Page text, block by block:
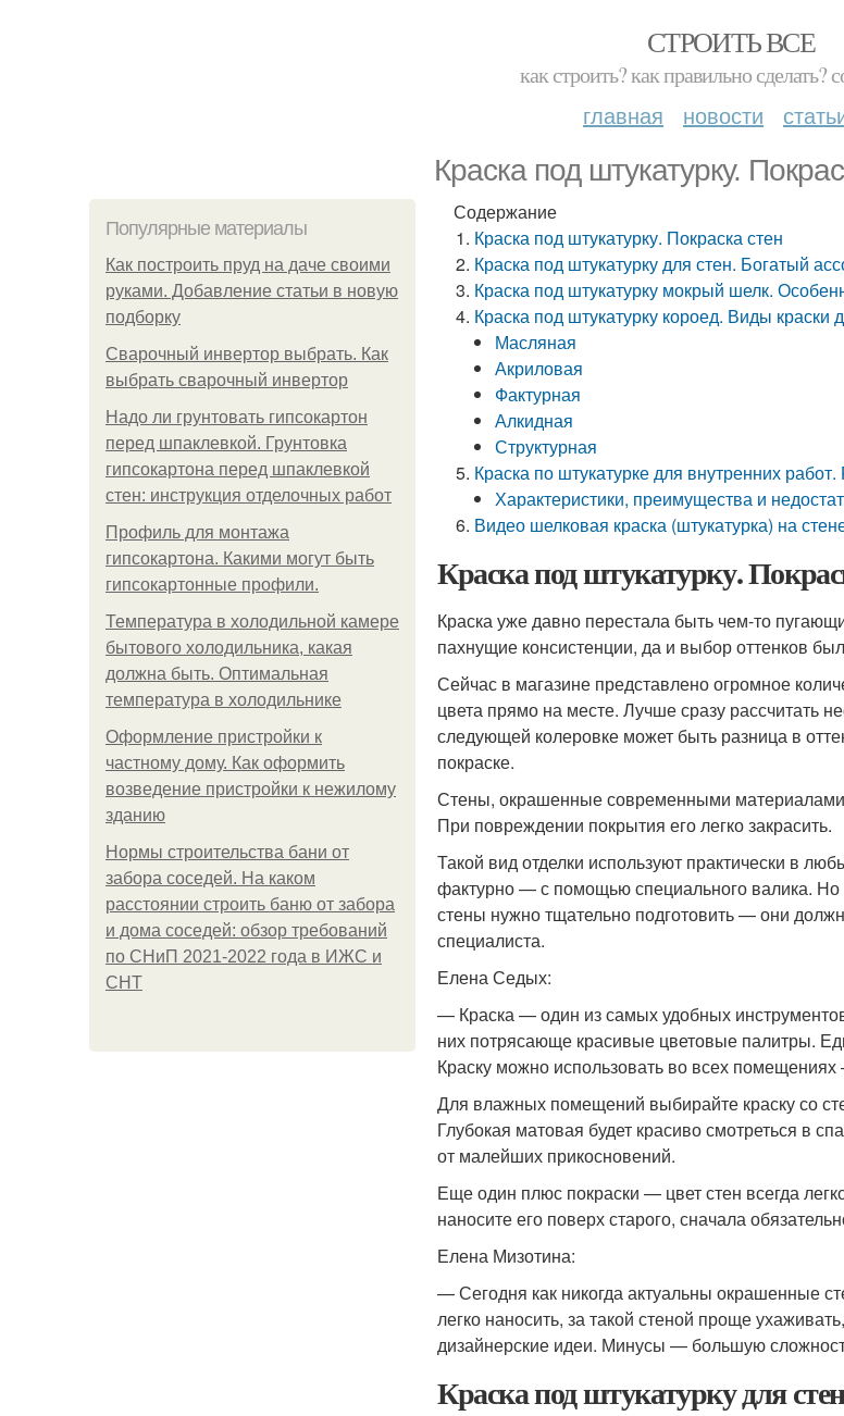
СТРОИТЬ ВСЕ
как строить? как правильно сделать?
главная новости
Краска под штукатурку.
Популярные материалы
Как построить пруд на даче своими
руками. Добавление статьи в новую
подборку
Сварочный инвертор выбрать. Как
выбрать сварочный инвертор
Надо ли грунтовать гипсокартон
перед шпаклевкой. Грунтовка
гипсокартона перед шпаклевкой
стен: инструкция отделочных работ
Профиль для монтажа
гипсокартона. Какими могут быть
гипсокартонные профили.
Температура в холодильной камере
бытового холодильника, какая
должна быть. Оптимальная
температура в холодильнике
Оформление пристройки к
частному дому. Как оформить
возведение пристройки к нежилому
зданию
Нормы строительства бани от
забора соседей. На каком
расстоянии строить баню от забора
и дома соседей: обзор требований
по СНиП 2021-2022 года в ИЖС и
СНТ
Содержание
Краска под штукатурку. Покраска стен
Краска под штукатурку для стен. Богатый
Краска под штукатурку мокрый шелк.
Краска под штукатурку короед. Виды краски
Масляная
Акриловая
Фактурная
Алкидная
Структурная
Краска по штукатурке для внутренних
Характеристики, преимущества и
Видео шелковая краска (штукатурка) на
Краска под штукатурку.
Краска уже давно перестала быть чем-то
пахнущие консистенции, да и выбор оттенков
Сейчас в магазине представлено огромное
цвета прямо на месте. Лучше сразу рассчитать
следующей колеровке может быть разница в
покраске.
Стены, окрашенные современными материалами,
При повреждении покрытия его легко закрасить.
Такой вид отделки используют практически в
фактурно — с помощью специального валика. Но
стены нужно тщательно подготовить — они
специалиста.
Елена Седых:
— Краска — один из самых удобных
них потрясающе красивые цветовые палитры.
Краску можно использовать во всех
Для влажных помещений выбирайте краску со
Глубокая матовая будет красиво смотреться в
от малейших прикосновений.
Еще один плюс покраски — цвет стен всегда
наносите его поверх старого, сначала
Елена Мизотина:
— Сегодня как никогда актуальны окрашенные
легко наносить, за такой стеной проще
дизайнерские идеи. Минусы — большую
Краска под штукатурку для